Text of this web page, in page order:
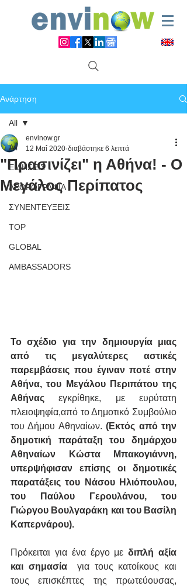
Ανάρτηση
All
ΕΙΔΗΣΕΙΣ
ΑΡΘΡΟΓΡΑΦΙΑ
ΣΥΝΕΝΤΕΥΞΕΙΣ
TOP
GLOBAL
AMBASSADORS
All
"Πρασινίζει" η Αθήνα! - Ο
Μεγάλος Περίπατος
envinow.gr
12 Μαΐ 2020 διαβάστηκε 6 λεπτά
Το σχέδιο για την δημιουργία μιας
από τις μεγαλύτερες αστικές
παρεμβάσεις που έγιναν ποτέ στην
Αθήνα, του Μεγάλου Περιπάτου της
Αθήνας εγκρίθηκε, με ευρύτατη
πλειοψηφία,από το Δημοτικό Συμβούλιο
του Δήμου Αθηναίων. (Εκτός από την
δημοτική παράταξη του δημάρχου
Αθηναίων Κώστα Μπακογιάννη,
υπερψήφισαν επίσης οι δημοτικές
παρατάξεις του Νάσου Ηλιόπουλου,
του Παύλου Γερουλάνου, του
Γιώργου Βουλγαράκη και του Βασίλη
Καπερνάρου).
Πρόκειται για ένα έργο με διπλή αξία
και σημασία
για τους κατοίκους και
τους επισκέπτες της πρωτεύουσας,